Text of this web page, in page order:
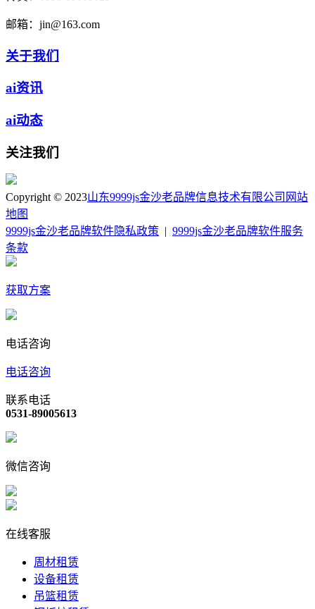
邮箱： jin@163.com
关于我们
ai资讯
ai动态
关注我们
Copyright © 2023山东9999js金沙老品牌信息技术有限公司 网站
地图
9999js金沙老品牌软件隐私政策
9999js金沙老品牌软件服务
条款
获取方案
电话咨询
电话咨询
联系电话
0531-89005613
微信咨询
在线客服
周材租赁
设备租赁
吊篮租赁